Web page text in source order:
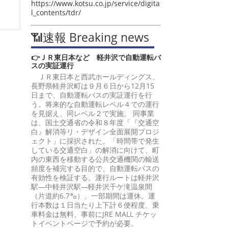
https://www.kotsu.co.jp/service/digita
l_contents/tdr/
📶速報 Breaking news
👉ＪＲ東日本など 軽井沢で自動運転バ
スの実証運行
ＪＲ東日本と西武ホールディングス、
長野県軽井沢町は９月６日から12月15
日まで、自動運転バスの実証運行を行
う。将来的な自動運転レベル４での運行
を見据え、同レベル２で実施。 同事業
は、国土交通省の令和８年度「『交通空
白』解消等リ・デザイン全面展開プロジ
ェクト」に採択された。「時間帯で発生
している交通空白」の解消に向けて、町
内の東西を移動する公共交通機関の輸送
頻度を補完する目的で、自動運転バスの
有効性を検証する。運行ルートは軽井沢
駅―中軽井沢駅―軽井沢千ケ滝温泉間
（片道約6.7㌔）、一部期間は運休。運
行本数は１日当たり上下計６便程度、乗
車料金は無料、事前にJRE MALL チケッ
トイベントページで予約が必要。